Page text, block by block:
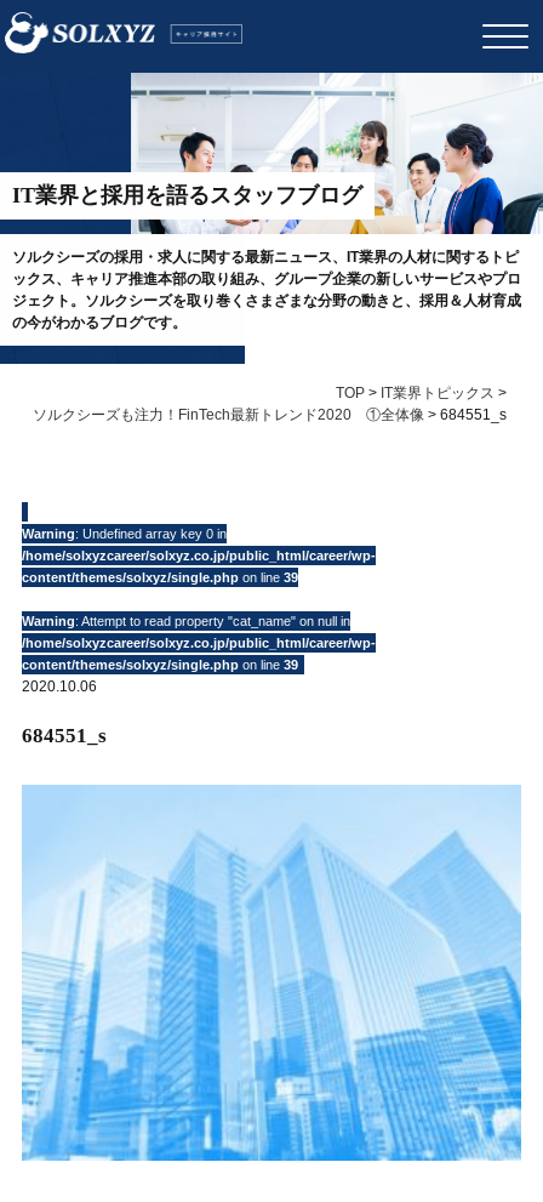
IT業界と採用を語るスタッフブログ
ソルクシーズの採用・求人に関する最新ニュース、IT業界の人材に関するトピ
ックス、キャリア推進本部の取り組み、グループ企業の新しいサービスやプロ
ジェクト。ソルクシーズを取り巻くさまざまな分野の動きと、採用＆人材育成
の今がわかるブログです。
TOP > IT業界トピックス >
ソルクシーズも注力！FinTech最新トレンド2020 ①全体像 >684551_s
Warning: Undefined array key 0 in
/home/solxyzcareer/solxyz.co.jp/public_html/career/wp-
content/themes/solxyz/single.phpon line 39
Warning: Attempt to read property "cat_name" on null in
/home/solxyzcareer/solxyz.co.jp/public_html/career/wp-
content/themes/solxyz/single.phpon line 39
2020.10.06
684551_s